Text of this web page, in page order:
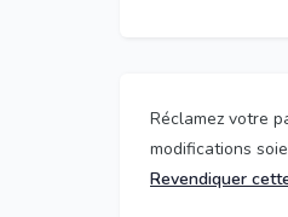
Réclamez votre
modifications
Revendiquer